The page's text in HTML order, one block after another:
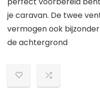
je caravan. De twee
vermogen ook
de achtergrond